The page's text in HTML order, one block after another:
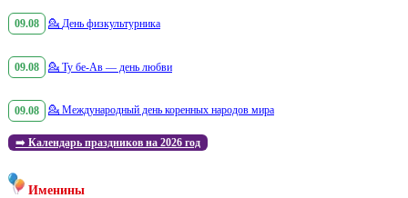
09.08 💁 День физкультурника
09.08 💁 Ту бе-Ав — день любви
09.08 💁 Международный день коренных народов мира
➡️ Календарь праздников на 2026 год
Именины